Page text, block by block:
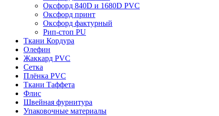
Оксфорд 840D и 1680D PVC
Оксфорд принт
Оксфорд фактурный
Рип-стоп PU
Ткани Кордура
Олефин
Жаккард PVC
Сетка
Плёнка PVC
Ткани Таффета
Флис
Швейная фурнитура
Упаковочные материалы